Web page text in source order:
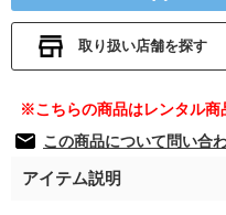
取り扱い店舗を探す
この商品について問い合
アイテム説明
※こちらの商品はレンタル商